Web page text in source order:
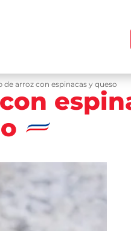
de arroz con espinacas y queso